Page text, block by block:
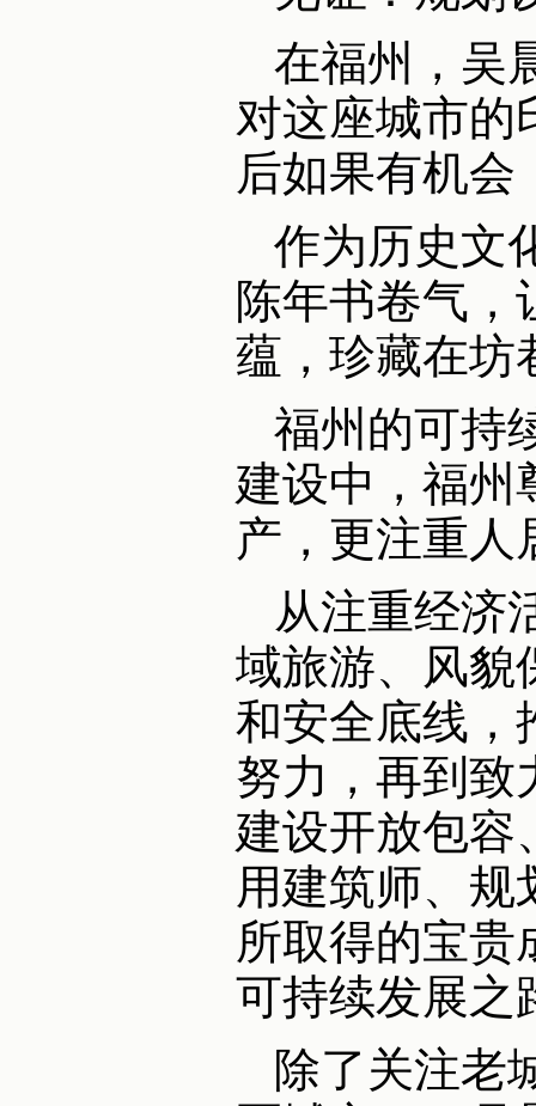
在福州，吴
对这座城市的
后如果有机会
作为历史文
陈年书卷气，
蕴，珍藏在坊
福州的可持
建设中，福州
产，更注重人
从注重经济
域旅游、风貌
和安全底线，
努力，再到致
建设开放包
用建筑师、规
所取得的宝贵
可持续发展之
除了关注老